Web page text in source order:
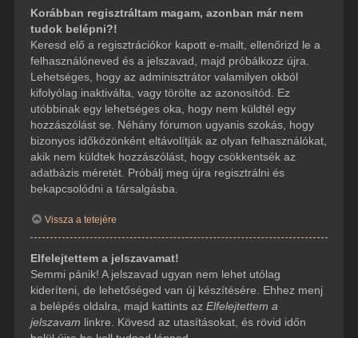
Korábban regisztráltam magam, azonban már nem
tudok belépni?!
Keresd elő a regisztrációkor kapott e-mailt, ellenőrizd le a
felhasználóneved és a jelszavad, majd próbálkozz újra.
Lehetséges, hogy az adminisztrátor valamilyen okból
kifolyólag inaktiválta, vagy törölte az azonosítód. Ez
utóbbinak egy lehetséges oka, hogy nem küldtél egy
hozzászólást se. Néhány fórumon ugyanis szokás, hogy
bizonyos időközönként eltávolítják az olyan felhasználókat,
akik nem küldtek hozzászólást, hogy csökkentsék az
adatbázis méretét. Próbálj meg újra regisztrálni és
bekapcsolódni a társalgásba.
Vissza a tetejére
Elfelejtettem a jelszavamat!
Semmi pánik! A jelszavad ugyan nem lehet utólag
kideríteni, de lehetőséged van új készítésére. Ehhez menj
a belépés oldalra, majd kattints az Elfelejtettem a
jelszavam linkre. Kövesd az utasításokat, és rövid időn